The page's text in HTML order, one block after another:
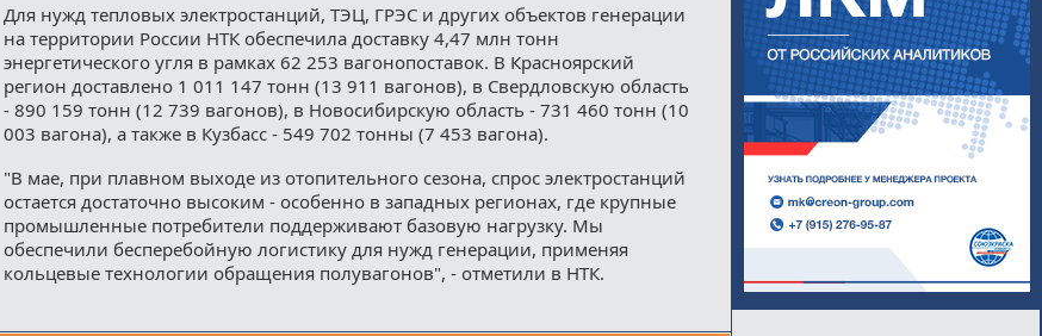
Для нужд тепловых электростанций, ТЭЦ, ГРЭС и других объектов генерации
на территории России НТК обеспечила доставку 4,47 млн тонн
энергетического угля в рамках 62 253 вагонопоставок. В Красноярский
регион доставлено 1 011 147 тонн (13 911 вагонов), в Свердловскую область
- 890 159 тонн (12 739 вагонов), в Новосибирскую область - 731 460 тонн (10
003 вагона), а также в Кузбасс - 549 702 тонны (7 453 вагона).
"В мае, при плавном выходе из отопительного сезона, спрос электростанций
остается достаточно высоким - особенно в западных регионах, где крупные
промышленные потребители поддерживают базовую нагрузку. Мы
обеспечили бесперебойную логистику для нужд генерации, применяя
кольцевые технологии обращения полувагонов", - отметили в НТК.